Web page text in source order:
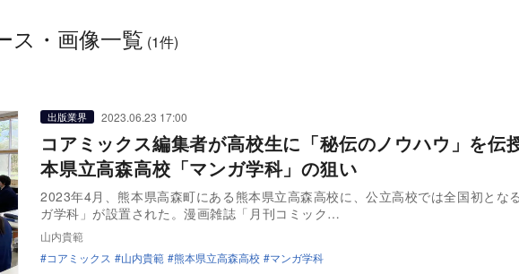
ス・画像一覧 (1件)
出版業界 2023.06.23 17:00
コアミックス編集者が高校生に「秘伝のノウハウ」を
本県立高森高校「マンガ学科」の狙い
2023年4月、熊本県高森町にある熊本県立高森高校に、公立高校では全国初とな
ガ学科」が設置された。漫画雑誌「月刊コミック…
山内貴範
コアミックス
山内貴範 熊本県立高森高校 マンガ学科